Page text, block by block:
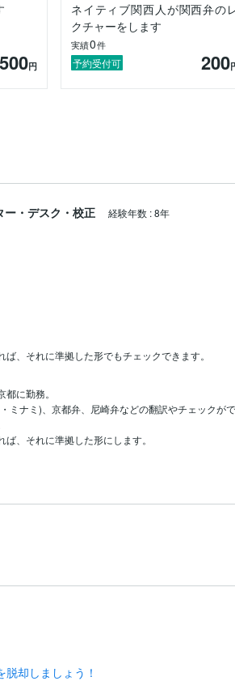
円
ネイティブ関西人が関西弁の
クチャーをします
実績0件
予約受付可 200
ー・デスク・校正 経験年数 :8年
、それに準拠した形でもチェックできます。
に勤務。
ミナミ)、京都弁、尼崎弁などの翻訳やチェックが
、それに準拠した形にします。
却しましょう！